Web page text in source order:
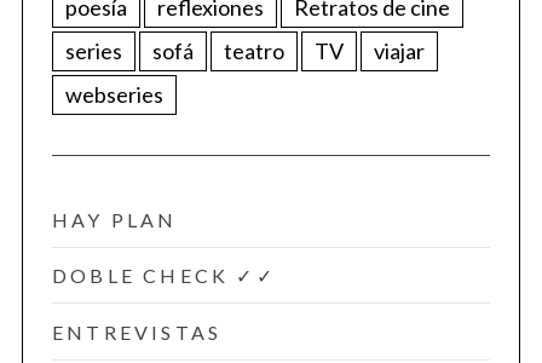
poesía
reflexiones
Retratos de cine
series
sofá teatro TV
viajar
webseries
HAY PLAN
DOBLE CHECK ✓✓
ENTREVISTAS